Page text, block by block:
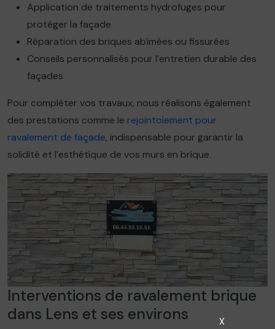
Application de traitements hydrofuges pour
protéger la façade
Réparation des briques abîmées ou fissurées
Conseils personnalisés pour l’entretien durable des
façades
Pour compléter vos travaux, nous réalisons également
des prestations comme le rejointoiement pour
ravalement de façade, indispensable pour garantir la
solidité et l’esthétique de vos murs en brique.
Interventions de ravalement brique
dans Lens et ses environs
X